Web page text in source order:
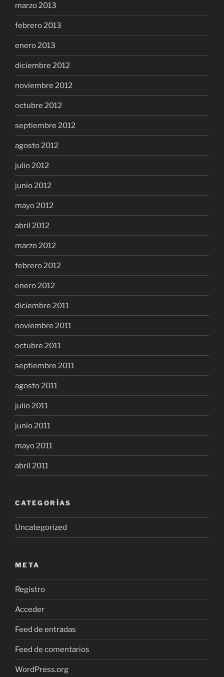
marzo 2013
febrero 2013
enero 2013
diciembre 2012
noviembre 2012
octubre 2012
septiembre 2012
agosto 2012
julio 2012
junio 2012
mayo 2012
abril 2012
marzo 2012
febrero 2012
enero 2012
diciembre 2011
noviembre 2011
octubre 2011
septiembre 2011
agosto 2011
julio 2011
junio 2011
mayo 2011
abril 2011
CATEGORÍAS
Uncategorized
META
Registro
Acceder
Feed de entradas
Feed de comentarios
WordPress.org